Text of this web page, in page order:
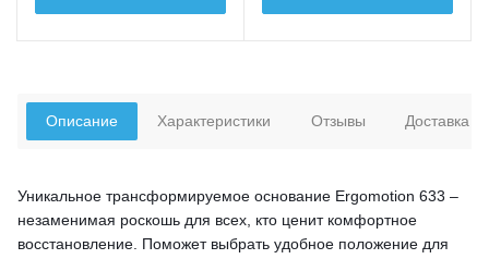
Описание
Уникальное трансформируемое основание Ergomotion 633 –
незаменимая роскошь для всех, кто ценит комфортное
восстановление. Поможет выбрать удобное положение для
Характеристики Отзывы Доставка